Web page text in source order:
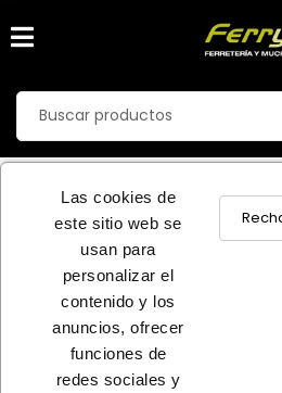
Inicio PINTURA
No hay productos
¡Estate atento! Próximamente se
Las cookies de
este sitio web se
usan para
personalizar el
contenido y los
anuncios, ofrecer
funciones de
redes sociales y